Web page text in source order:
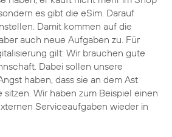
es gibt die eSim. Darauf
Damit kommen auf die
auch neue Aufgaben zu. Für
gilt: Wir brauchen gute
Dabei sollen unsere
haben, dass sie an dem Ast
sitzen. Wir haben zum Beispiel einen
Serviceaufgaben wieder in